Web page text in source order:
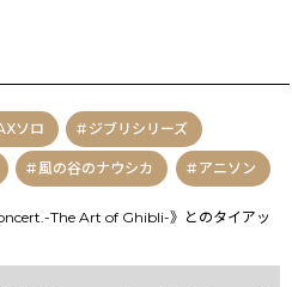
ソロ ジブリシリーズ
風の谷のナウシカ アニソン
The Art of Ghibli-》とのタイアッ